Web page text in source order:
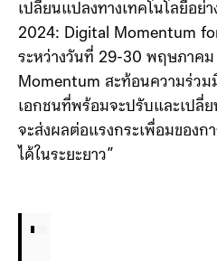
เปลี่ยนแปลงทางเทคโนโลยีอย่า
2024: Digital Momentum
ระหว่างวันที่ 29-30 พฤษภาคม
Momentum สะท้อนความร่วม
เอกชนที่พร้อมจะปรับและเปลี่
จะส่งผลต่อแรงกระเพื่อมของก
ได้ในระยะยาว”